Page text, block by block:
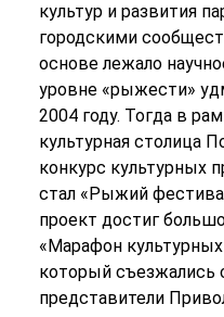
культур и развития
городскими
основе лежало
уровне «рыжести»
2004 году. Тогда в
культурная столица
конкурс культурных
стал «Рыжий
проект достиг
«Марафон
который
представители